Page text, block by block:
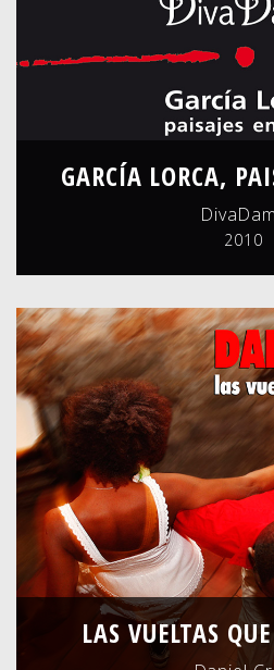
GARCÍA LORCA,
2010
LAS VUELTAS